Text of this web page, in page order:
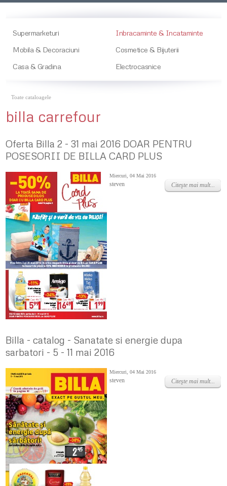
Supermarketuri
Inbracaminte & Incataminte
Mobila & Decoraciuni
Cosmetice & Bijuterii
Casa & Gradina
Electrocasnice
Toate cataloagele
billa carrefour
Oferta Billa 2 - 31 mai 2016 DOAR PENTRU
POSESORII DE BILLA CARD PLUS
Miercuri, 04 Mai 2016
steven Citeşte mai mult...
Billa - catalog - Sanatate si energie dupa
sarbatori - 5 - 11 mai 2016
Miercuri, 04 Mai 2016
steven Citeşte mai mult...